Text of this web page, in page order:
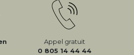
Appel gratuit
0 805 14 44 44